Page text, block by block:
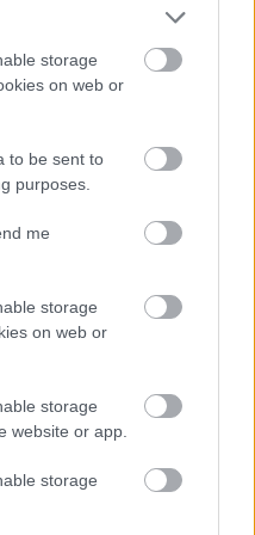
storage
on web or
to be sent to
purposes.
me
storage
on web or
storage
website or app.
storage
Hungary
kép!